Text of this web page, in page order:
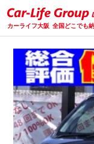
カーライフ大阪 全国どこでも納